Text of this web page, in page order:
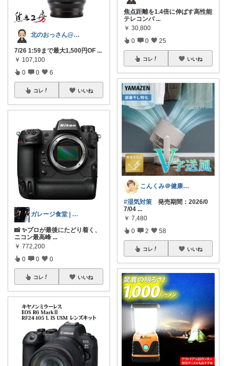
北のおっさん@ガジェット好き
7/26 1:59まで最大1,500円OF ...
￥ 107,100
0 0 6
コレ いいね
ガレージ食堂 | 開業準備中
📸 ✨プロが最後にたどり着く、
ニコン最高峰 ...
￥ 772,200
0 0 0
コレ いいね
焦点距離を1.4倍に伸ばす高性能
テレコンバ ...
￥ 30,800
0 0 25
コレ いいね
こんくみ＠健康と美/もう一度恋しよう
#湿気対策 発売期間：2026/0
7/04 ...
￥ 7,480
0 2 58
コレ いいね